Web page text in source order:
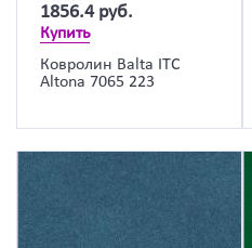
1856.4 руб.
Купить
Ковролин Balta ITC
Altona 7065 223